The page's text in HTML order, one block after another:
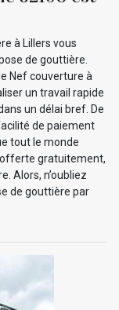
à Lillers vous
de gouttière.
Nef couverture à
un travail rapide
un délai bref. De
de paiement
tout le monde
gratuitement,
Alors, n’oubliez
de gouttière par